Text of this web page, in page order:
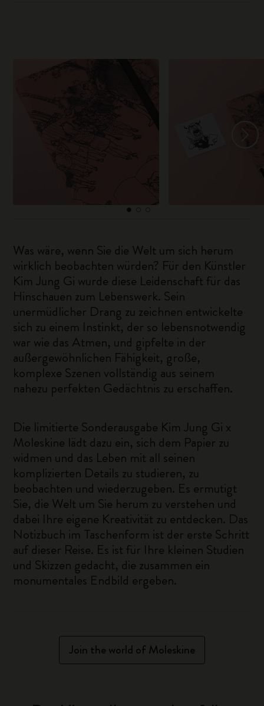
Was wäre, wenn Sie die Welt um sich herum
wirklich beobachten würden? Für den Künstler
Kim Jung Gi wurde diese Leidenschaft für das
Hinschauen zum Lebenswerk. Sein
unermüdlicher Drang zu zeichnen entwickelte
sich zu einem Instinkt, der so lebensnotwendig
war wie das Atmen, und gipfelte in der
außergewöhnlichen Fähigkeit, große,
komplexe Szenen vollständig aus seinem
nahezu perfekten Gedächtnis zu erschaffen.
Die limitierte Sonderausgabe Kim Jung Gi x
Moleskine lädt dazu ein, sich dem Papier zu
widmen und das Leben mit all seinen
komplizierten Details zu studieren, zu
beobachten und wiederzugeben. Es ermutigt
Sie, die Welt um Sie herum zu verstehen und
dabei Ihre eigene Kreativität zu entdecken. Das
Notizbuch im Taschenform ist der erste Schritt
auf dieser Reise. Es ist für Ihre kleinen Studien
und Skizzen gedacht, die zusammen ein
monumentales Endbild ergeben.
Join the world of Moleskine